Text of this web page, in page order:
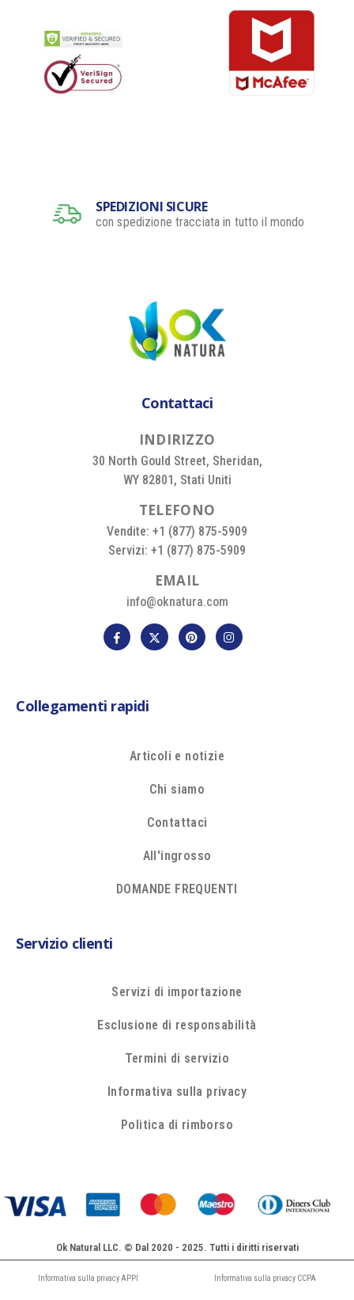
SPEDIZIONI SICURE
con spedizione tracciata in tutto il mondo
Contattaci
INDIRIZZO
30 North Gould Street, Sheridan,
WY 82801, Stati Uniti
TELEFONO
Vendite: +1 (877) 875-5909
Servizi: +1 (877) 875-5909
EMAIL
info@oknatura.com
Collegamenti rapidi
Articoli e notizie
Chi siamo
Contattaci
All'ingrosso
DOMANDE FREQUENTI
Servizio clienti
Servizi di importazione
Esclusione di responsabilità
Termini di servizio
Informativa sulla privacy
Politica di rimborso
Ok Natural LLC. © Dal 2020 - 2025. Tutti i diritti riservati
Informativa sulla privacy APPI Informativa sulla privacy CCPA